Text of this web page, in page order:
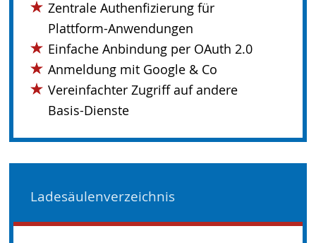
Zentrale Authenfizierung für
Plattform-Anwendungen
Einfache Anbindung per OAuth 2.0
Anmeldung mit Google & Co
Vereinfachter Zugriff auf andere
Basis-Dienste
Ladesäulenverzeichnis